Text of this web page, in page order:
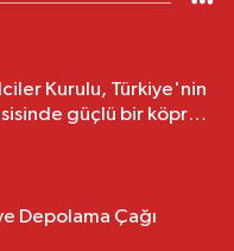
Kurulu, Türkiye'nin
güçlü bir köprü
Depolama Çağı